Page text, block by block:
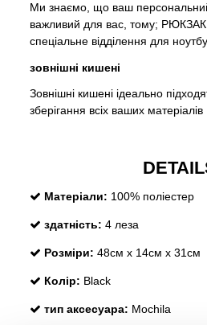
Ми знаємо, що ваш
важливий для вас, тому;
спеціальне відділення для
зовнішні кишені
Зовнішні кишені ідеально
зберігання всіх ваших матеріалів
Матеріали: 100% поліестер
здатність: 4 леза
Розміри: 48см х 14см х 31см
Колір: Black
тип аксесуара: Mochila